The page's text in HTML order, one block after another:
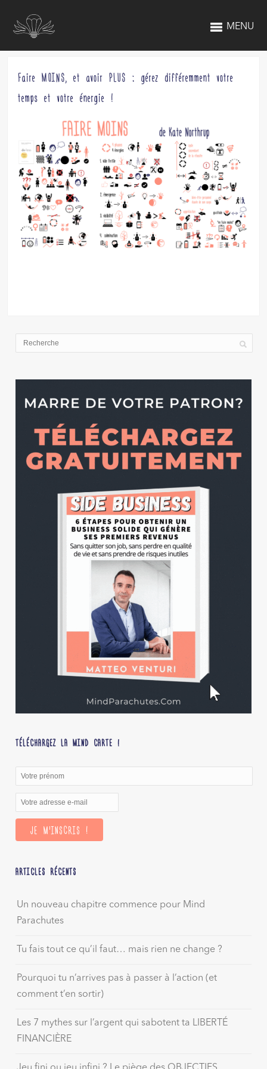
MENU
Faire MOINS, et avoir PLUS : gérez différemment votre
temps et votre énergie !
TÉLÉCHARGEZ LA MIND CARTE !
ARTICLES RÉCENTS
Un nouveau chapitre commence pour Mind
Parachutes
Tu fais tout ce qu’il faut… mais rien ne change ?
Pourquoi tu n’arrives pas à passer à l’action (et
comment t’en sortir)
Les 7 mythes sur l’argent qui sabotent ta LIBERTÉ
FINANCIÈRE